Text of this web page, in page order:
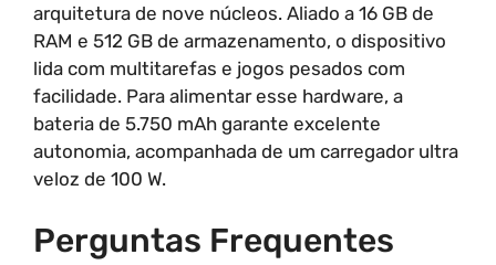
arquitetura de nove núcleos. Aliado a 16 GB de
RAM e 512 GB de armazenamento, o dispositivo
lida com multitarefas e jogos pesados com
facilidade. Para alimentar esse hardware, a
bateria de 5.750 mAh garante excelente
autonomia, acompanhada de um carregador ultra
veloz de 100 W.
Perguntas Frequentes